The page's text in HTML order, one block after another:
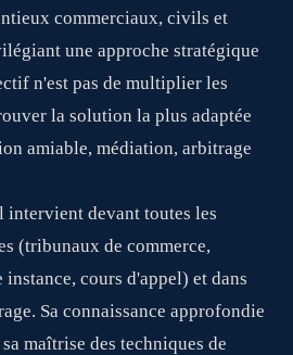
commerciaux, civils et
une approche stratégique
n'est pas de multiplier les
la solution la plus adaptée
amiable, médiation, arbitrage
intervient devant toutes les
(tribunaux de commerce,
cours d'appel) et dans
Sa connaissance approfondie
maîtrise des techniques de